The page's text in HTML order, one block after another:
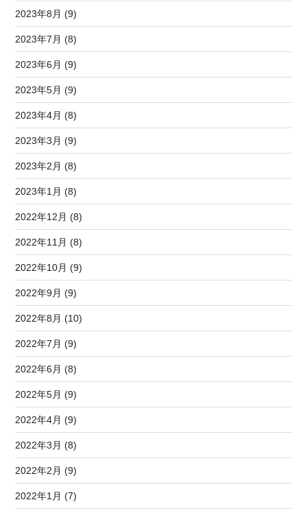
2023年8月 (9)
2023年7月 (8)
2023年6月 (9)
2023年5月 (9)
2023年4月 (8)
2023年3月 (9)
2023年2月 (8)
2023年1月 (8)
2022年12月 (8)
2022年11月 (8)
2022年10月 (9)
2022年9月 (9)
2022年8月 (10)
2022年7月 (9)
2022年6月 (8)
2022年5月 (9)
2022年4月 (9)
2022年3月 (8)
2022年2月 (9)
2022年1月 (7)